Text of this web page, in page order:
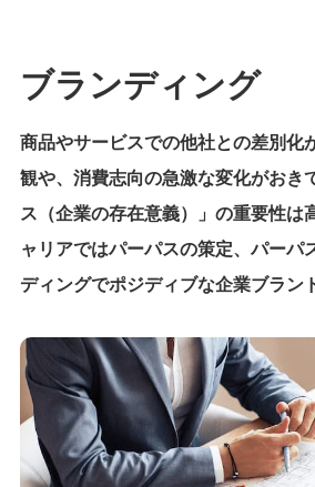
ブランディング
商品やサービスでの他社との差別化
観や、消費志向の急激な変化がおき
ス（企業の存在意義）」の重要性は
ャリアではパーパスの策定、パーパ
ディングでポジディブな企業ブラン